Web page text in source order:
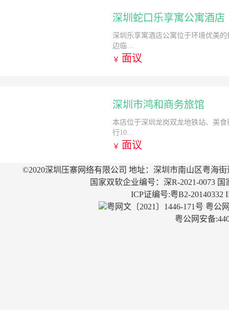
深圳蛇口乐享寓公寓酒
深圳乐享寓酒店公寓位于环境优美
边临...
￥ 面议
深圳市鸿和商务旅馆
本店位于深圳龙岗双龙地铁站、美
行10...
￥ 面议
©2020深圳压寨网络有限公司 地址：深圳市南山区粤海
国家双软企业编号：深R-2021-0073
ICP证编号:粤B2-20140332
粤网文〔2021〕1446-171号 粤公
粤公网安备